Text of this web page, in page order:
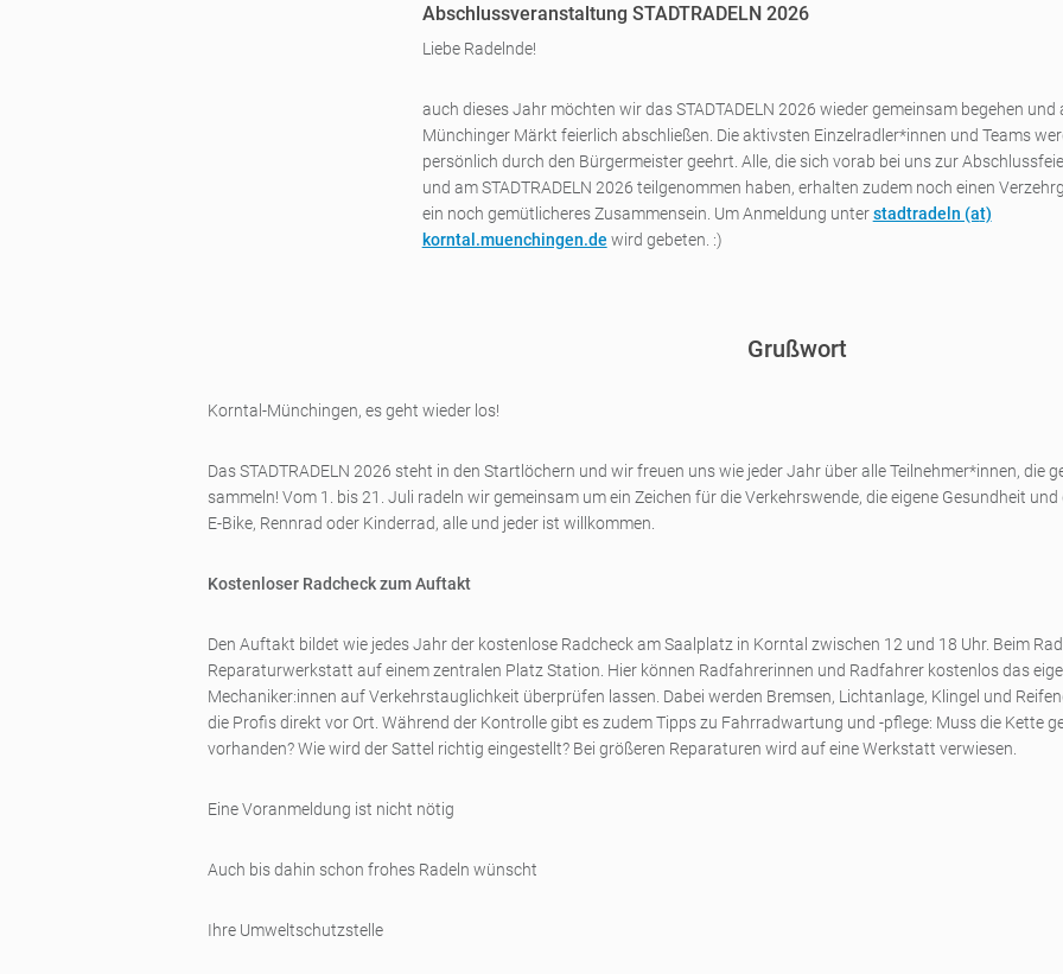
Abschlussveranstaltung STADTRADELN 2026
Liebe Radelnde!
auch dieses Jahr möchten wir das STADTADELN 2026 wieder gemeinsam begehen und
Münchinger Märkt feierlich abschließen. Die aktivsten Einzelradler*innen und Teams
persönlich durch den Bürgermeister geehrt. Alle, die sich vorab bei uns zur
und am STADTRADELN 2026 teilgenommen haben, erhalten zudem noch einen
ein noch gemütlicheres Zusammensein. Um Anmeldung unterstadtradeln (at)
korntal.muenchingen.de wird gebeten. :)
Grußwort
Korntal-Münchingen, es geht wieder los!
Das STADTRADELN 2026 steht in den Startlöchern und wir freuen uns wie jeder Jahr über alle Teilnehmer*innen, die
sammeln! Vom 1. bis 21. Juli radeln wir gemeinsam um ein Zeichen für die Verkehrswende, die eigene Gesundheit
E-Bike, Rennrad oder Kinderrad, alle und jeder ist willkommen.
Kostenloser Radcheck zum Auftakt
Den Auftakt bildet wie jedes Jahr der kostenlose Radcheck am Saalplatz in Korntal zwischen 12 und 18 Uhr. Beim
Reparaturwerkstatt auf einem zentralen Platz Station. Hier können Radfahrerinnen und Radfahrer kostenlos das
Mechaniker:innen auf Verkehrstauglichkeit überprüfen lassen. Dabei werden Bremsen, Lichtanlage, Klingel und
die Profis direkt vor Ort. Während der Kontrolle gibt es zudem Tipps zu Fahrradwartung und -pflege: Muss die Kette
vorhanden? Wie wird der Sattel richtig eingestellt? Bei größeren Reparaturen wird auf eine Werkstatt verwiesen.
Eine Voranmeldung ist nicht nötig
Auch bis dahin schon frohes Radeln wünscht
Ihre Umweltschutzstelle